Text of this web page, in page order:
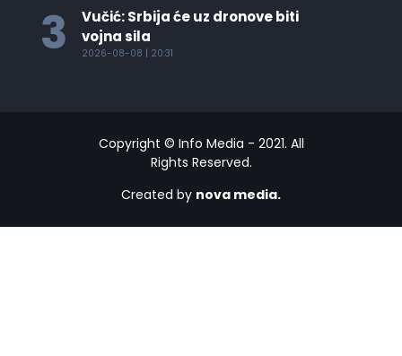
3
Vučić: Srbija će uz dronove biti
vojna sila
2026-08-08 | 20:31
Copyright © Info Media - 2021. All
Rights Reserved.
Created by nova media.